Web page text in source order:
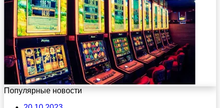
Популярные новости